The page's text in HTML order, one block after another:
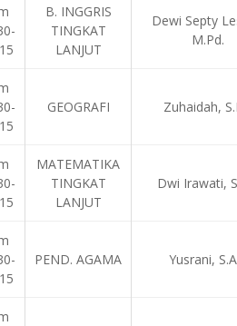
B. INGGRIS
TINGKAT
LANJUT
Dewi Septy
M.Pd.
GEOGRAFI Zuhaidah,
MATEMATIKA
TINGKAT
LANJUT
Dwi Irawati,
PEND. AGAMA Yusrani,